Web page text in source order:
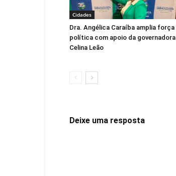
Cidades
Dra. Angélica Caraíba amplia força
política com apoio da governadora
Celina Leão
Deixe uma resposta